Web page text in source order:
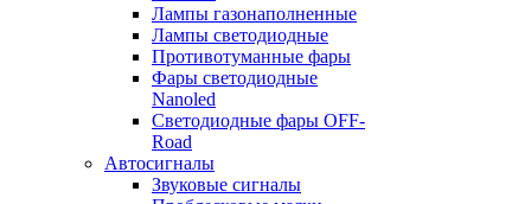
Лампы газонаполненные
Лампы светодиодные
Противотуманные фары
Фары светодиодные
Nanoled
Светодиодные фары OFF-
Road
Автосигналы
Звуковые сигналы